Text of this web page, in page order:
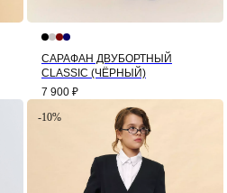
САРАФАН ДВУБОРТНЫЙ
CLASSIC (ЧЁРНЫЙ)
7 900 ₽
-10%